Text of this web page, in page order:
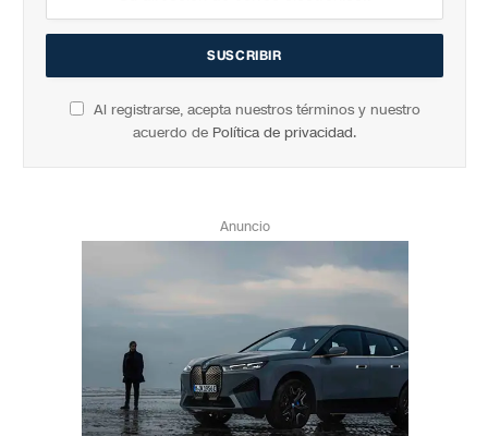
Al registrarse, acepta nuestros términos y nuestro
acuerdo de Política de privacidad.
Anuncio